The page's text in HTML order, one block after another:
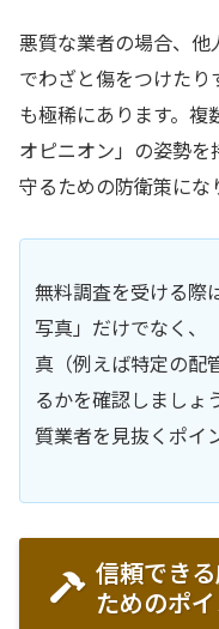
悪質な業者の場合、
でわざと傷をつけた
も極稀にあります。複
オピニオン」の姿勢
守るための防衛策にな
無料調査を受ける際
写真」だけでなく、
真（例えば特定の配
るかを確認しましょ
質業者を見抜くポイ
信頼でき
ためのポ